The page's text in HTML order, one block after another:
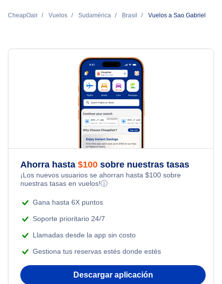
CheapOair Vuelos Sudamérica Brasil Vuelos a Sao Gabriel
Ahorra hasta $100 sobre nuestras tasas
¡Los nuevos usuarios se ahorran hasta $100 sobre
nuestras tasas en vuelos!ⓘ
Gana hasta 6X puntos
Soporte prioritario 24/7
Llamadas desde la app sin costo
Gestiona tus reservas estés donde estés
Descargar aplicación